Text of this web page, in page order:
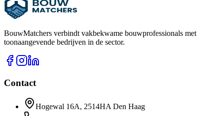
BouwMatchers verbindt vakbekwame bouwprofessionals met
toonaangevende bedrijven in de sector.
Contact
Hogewal 16A, 2514HA Den Haag